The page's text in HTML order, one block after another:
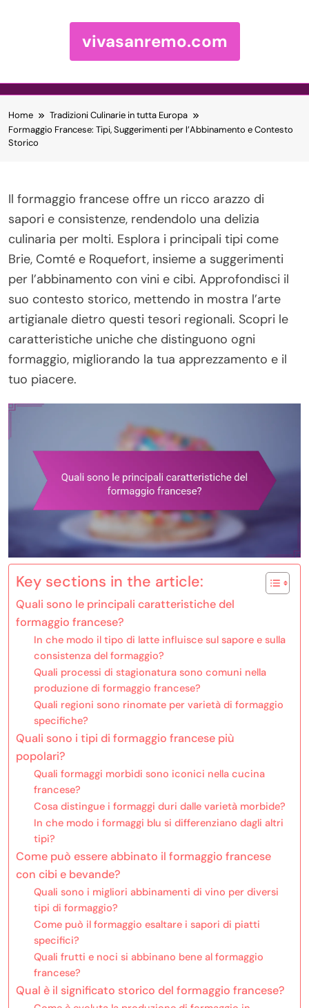
vivasanremo.com
Home
Tradizioni Culinarie in tutta Europa
Formaggio Francese: Tipi, Suggerimenti per l’Abbinamento e Contesto
Storico
Il formaggio francese offre un ricco arazzo di
sapori e consistenze, rendendolo una delizia
culinaria per molti. Esplora i principali tipi come
Brie, Comté e Roquefort, insieme a suggerimenti
per l’abbinamento con vini e cibi. Approfondisci il
suo contesto storico, mettendo in mostra l’arte
artigianale dietro questi tesori regionali. Scopri le
caratteristiche uniche che distinguono ogni
formaggio, migliorando la tua apprezzamento e il
tuo piacere.
Key sections in the article:
Quali sono le principali caratteristiche del
formaggio francese?
In che modo il tipo di latte influisce sul sapore e sulla
consistenza del formaggio?
Quali processi di stagionatura sono comuni nella
produzione di formaggio francese?
Quali regioni sono rinomate per varietà di formaggio
specifiche?
Quali sono i tipi di formaggio francese più
popolari?
Quali formaggi morbidi sono iconici nella cucina
francese?
Cosa distingue i formaggi duri dalle varietà morbide?
In che modo i formaggi blu si differenziano dagli altri
tipi?
Come può essere abbinato il formaggio francese
con cibi e bevande?
Quali sono i migliori abbinamenti di vino per diversi
tipi di formaggio?
Come può il formaggio esaltare i sapori di piatti
specifici?
Quali frutti e noci si abbinano bene al formaggio
francese?
Qual è il significato storico del formaggio francese?